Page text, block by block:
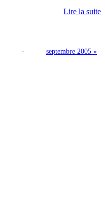
Lire la suite
- septembre 2005 »